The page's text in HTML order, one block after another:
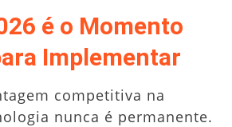
é o Momento
Implementar
competitiva na
nunca é permanente.